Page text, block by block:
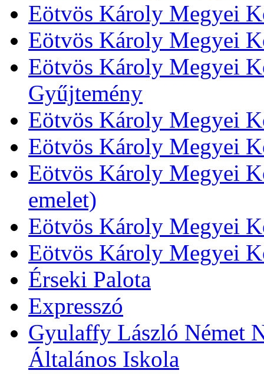
Eötvös Károly Megyei
Eötvös Károly Megyei
Eötvös Károly Megyei
Gyűjtemény
Eötvös Károly Megyei
Eötvös Károly Megyei
Eötvös Károly Megyei
emelet)
Eötvös Károly Megyei
Eötvös Károly Megyei
Érseki Palota
Expresszó
Gyulaffy László Német
Általános Iskola